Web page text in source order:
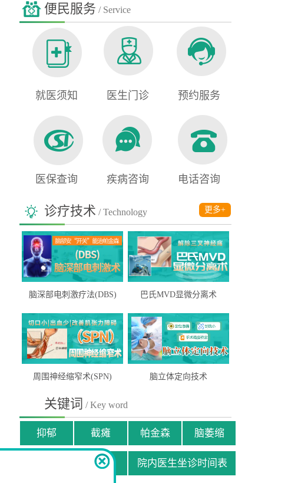
便民服务 / Service
就医须知 医生门诊 预约服务
医保查询 疾病咨询 电话咨询
诊疗技术 / Technology 更多+
脑深部电刺激疗法(DBS) 巴氏MVD显微分离术
周围神经缩窄术(SPN) 脑立体定向技术
关键词 / Key word
抑郁 截瘫 帕金森 脑萎缩
贫困患者援助申请 院内医生坐诊时间表